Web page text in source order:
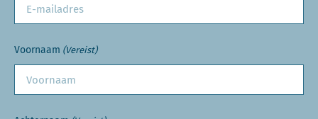
Voornaam (Vereist)